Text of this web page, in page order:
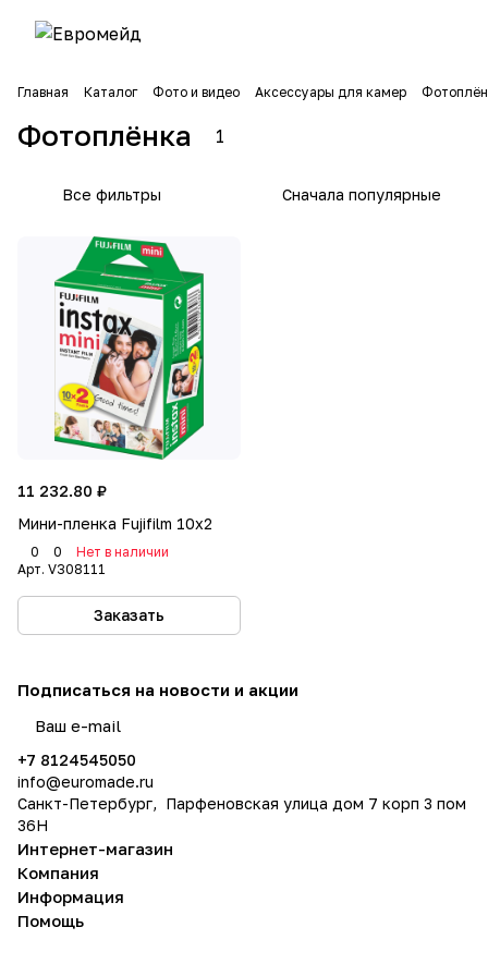
Главная Каталог Фото и видео Аксессуары для камер
Фотоплёнка 1
Все фильтры Сначала популярные
11 232.80 ₽
Мини-пленка Fujifilm 10x2
0 0
Нет в наличии
Арт. V308111
Заказать
Подписаться на новости и акции
+7 8124545050
info@euromade.ru
Санкт-Петербург, Парфеновская улица дом 7 корп 3 пом
36Н
Интернет-магазин
Компания
Информация
Помощь